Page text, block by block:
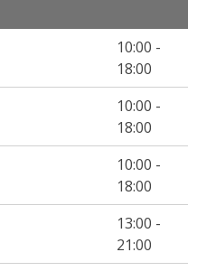
10:00 -
18:00
10:00 -
18:00
10:00 -
18:00
13:00 -
21:00